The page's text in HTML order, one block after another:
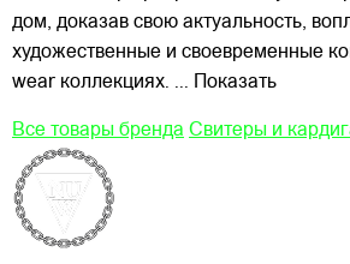
дом, доказав свою актуальность,
художественные и своевременные
wear коллекциях. ... Показать
Все товары бренда Свитеры и